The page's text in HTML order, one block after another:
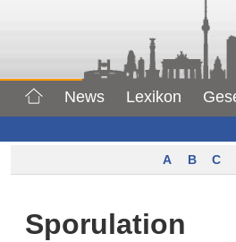
News Lexikon
A B C
Sporulation